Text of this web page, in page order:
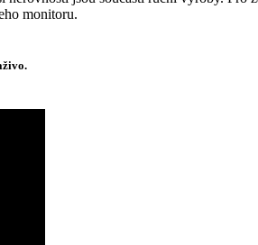
monitoru.